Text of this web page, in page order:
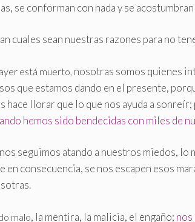
se conforman con nada y se
cuales sean nuestras razones para no
está muerto, nosotras somos quienes
que estamos dando en el presente,
hace llorar que lo que nos ayuda a
hemos sido bendecidas con miles de
seguimos atando a nuestros miedos, lo
en consecuencia, se nos escapen esos
malo, la mentira, la malicia, el engaño; nos